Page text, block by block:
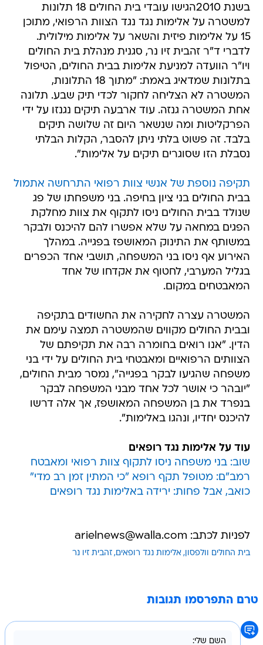
בשנת 2010הגישו עובדי בית החולים 18 תלונות
למשטרה על אלימות נגד נגד הצוות הרפואי, מתוכן
15 על אלימות פיזית והשאר על אלימות מילולית.
לדברי ד"ר זהבית זיו נר, סגנית מנהלת בית החולים
ויו"ר הוועדה למניעת אלימות בבית החולים, הטיפול
בתלונות שמדאיג באמת: "מתוך 18 התלונות,
המשטרה לא הצליחה לחקור לכדי תיק שבע. תלונה
אחת המשטרה גנזה. עוד ארבעה תיקים נגנזו על ידי
הפרקליטות ומה שנשאר היום זה שלושה תיקים
בלבד. זה פשוט בלתי ניתן להסבר, הקלות הבלתי
נסבלת הזו שסוגרים תיקים על אלימות".
תקיפה נוספת של אנשי צוות רפואי התרחשה אתמול
בבית החולים בני ציון בחיפה. בני משפחתו של פג
שנולד בבית החולים ניסו לתקוף את צוות מחלקת
הפגים במחאה על שלא אפשרו להם להיכנס ולבקר
במשותף את התינוק המאושפז בפגייה. במהלך
האירוע אף ניסו בני המשפחה, תושבי אחד הכפרים
בגליל המערבי, לחטוף את אקדחו של אחד
המאבטחים במקום.
המשטרה עצרה לחקירה את החשודים בתקיפה
ובבית החולים מקווים שהמשטרה תמצה עימם את
הדין. "אנו רואים בחומרה רבה את תקיפתם של
הצוותים הרפואיים ומאבטחי בית החולים על ידי בני
משפחה שהגיעו לבקר בפגייה", נמסר מבית החולים,
"יובהר כי אושר לכל אחד מבני המשפחה לבקר
בנפרד את בן המשפחה המאושפז, אך אלה דרשו
להיכנס יחדיו, ונהגו באלימות".
עוד על אלימות נגד רופאים
שוב: בני משפחה ניסו לתקוף צוות רפואי ומאבטח
רמב"ם: מטופל תקף רופא "כי המתין זמן רב מדי"
כואב, אבל פחות: ירידה באלימות נגד רופאים
לפניות לכתב: arielnews@walla.com
בית החולים וולפסון אלימות נגד רופאים זהבית זיו נר
טרם התפרסמו תגובות